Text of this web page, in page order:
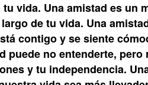
vida. Una amistad es un
de tu vida. Una
contigo y se siente
puede no entenderte, pero
y tu independencia.